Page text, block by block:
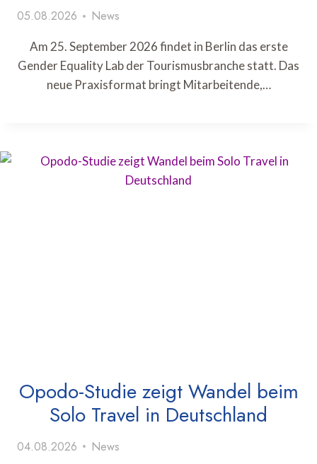
05.08.2026 News
Am 25. September 2026 findet in Berlin das erste
Gender Equality Lab der Tourismusbranche statt. Das
neue Praxisformat bringt Mitarbeitende,…
Opodo-Studie zeigt Wandel beim
Solo Travel in Deutschland
04.08.2026 News